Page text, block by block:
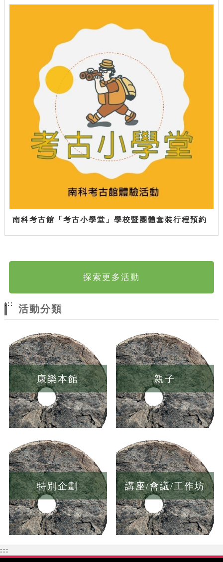
南科考古館「考古小學堂」學校暨團體套裝行程預約
探索更多活動
:::
活動分類
康樂本館 親子
特別企劃 講座/會議/工作坊
:::